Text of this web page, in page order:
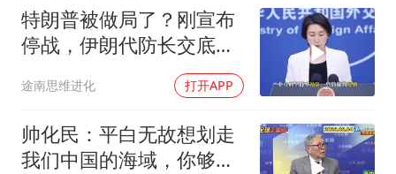
中方：应维护南苏丹国家稳定
船舶避风项目停工 多地全力防台风
服务实体经济 财政金融打出组合拳
奋进开新局 实干挑大梁
特朗普被做局了？刚宣布
停战，伊朗代防长交底，
途南思维进化 打开APP
帅化民：平白无故想划走
我们中国的海域，你够格